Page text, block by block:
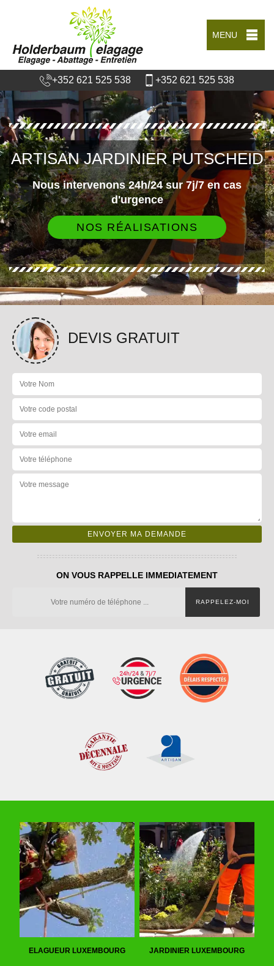
MENU
+352 621 525 538 +352 621 525 538
ARTISAN JARDINIER PUTSCHEID
Nous intervenons 24h/24 sur 7j/7 en cas
d'urgence
NOS RÉALISATIONS
DEVIS GRATUIT
ON VOUS RAPPELLE IMMEDIATEMENT
ELAGUEUR LUXEMBOURG JARDINIER LUXEMBOURG